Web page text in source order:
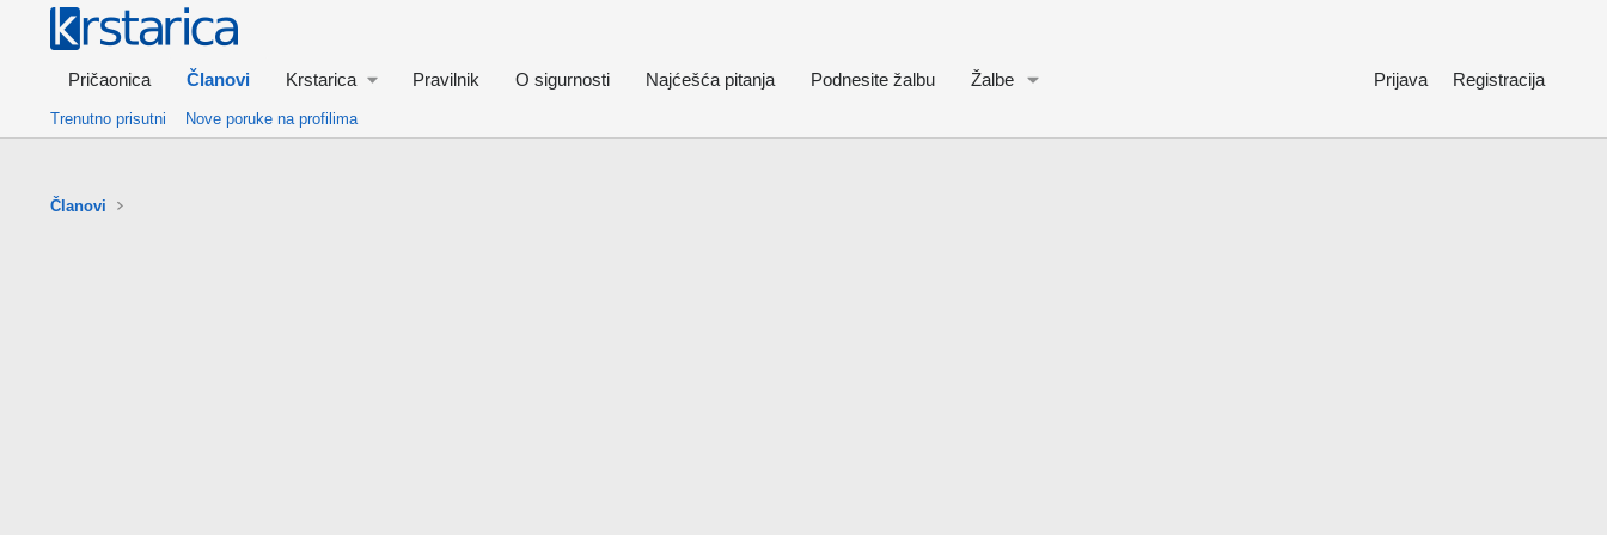
Pričaonica Članovi Krstarica Pravilnik O sigurnosti Najćešća pitanja Podnesite žalbu Žalbe Prijava Registracija
Trenutno prisutni Nove poruke na profilima
Članovi